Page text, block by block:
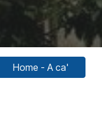
Home - A ca'